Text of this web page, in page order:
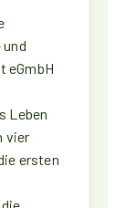
eGmbH
Leben
vier
ersten